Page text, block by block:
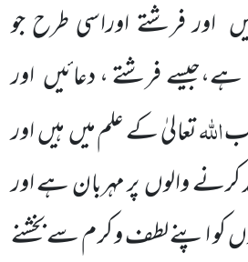
اور فرشتے اوراسی طرح جو
فرشتے ، دعائیں اور
اللہتعالیٰ کے علم میں ہیں اور
کرنے والوں پر مہربان ہے اور
کو اپنے لطف و کر م سے بخشنے